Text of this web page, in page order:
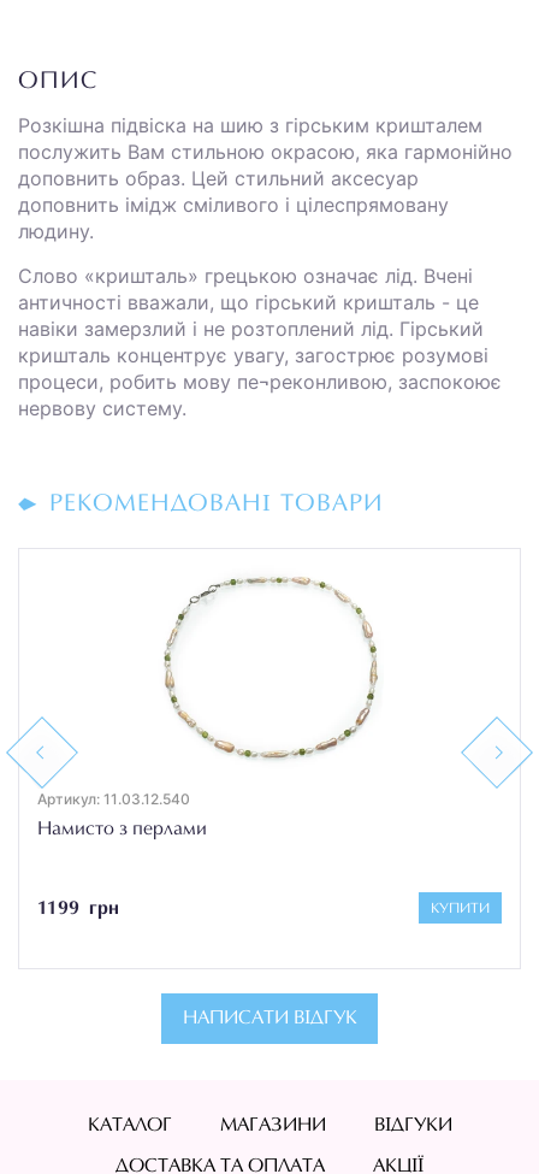
ОПИС
Розкішна підвіска на шию з гірським кришталем
послужить Вам стильною окрасою, яка гармонійно
доповнить образ. Цей стильний аксесуар
доповнить імідж сміливого і цілеспрямовану
людину.
Слово «кришталь» грецькою означає лід. Вчені
античності вважали, що гірський кришталь - це
навіки замерзлий і не розтоплений лід. Гірський
кришталь концентрує увагу, загострює розумові
процеси, робить мову пе¬реконливою, заспокоює
нервову систему.
РЕКОМЕНДОВАНІ ТОВАРИ
Previous
Артикул: 11.03.12.540
Намисто з перлами
1199 грн КУПИТИ
Next
НАПИСАТИ ВІДГУК
КАТАЛОГ МАГАЗИНИ ВІДГУКИ
ДОСТАВКА ТА ОПЛАТА АКЦІЇ